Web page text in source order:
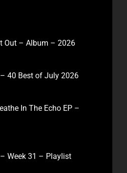
Out – Album – 2026
40 Best of July 2026
In The Echo EP –
Week 31 – Playlist